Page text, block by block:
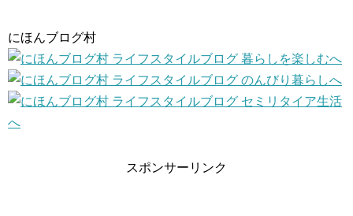
にほんブログ村
スポンサーリンク